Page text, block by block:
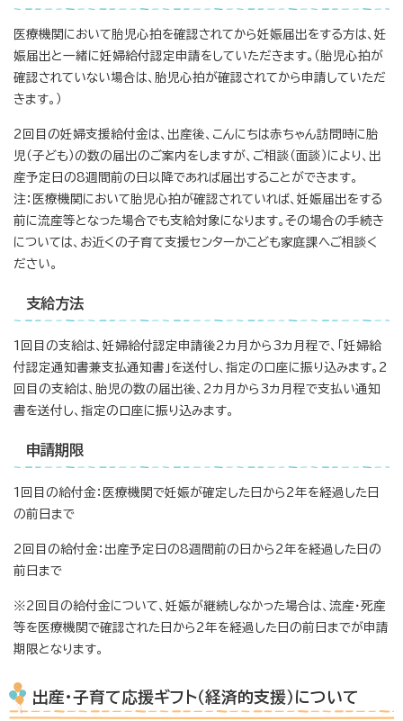
医療機関において胎児心拍を確認されてから妊娠届出をする方は、妊
娠届出と一緒に妊婦給付認定申請をしていただきます。（胎児心拍が
確認されていない場合は、胎児心拍が確認されてから申請していただ
きます。）
2回目の妊婦支援給付金は、出産後、こんにちは赤ちゃん訪問時に胎
児（子ども）の数の届出のご案内をしますが、ご相談（面談）により、出
産予定日の8週間前の日以降であれば届出することができます。
注：医療機関において胎児心拍が確認されていれば、妊娠届出をする
前に流産等となった場合でも支給対象になります。その場合の手続き
については、お近くの子育て支援センターかこども家庭課へご相談く
ださい。
支給方法
1回目の支給は、妊婦給付認定申請後2カ月から3カ月程で、「妊婦給
付認定通知書兼支払通知書」を送付し、指定の口座に振り込みます。2
回目の支給は、胎児の数の届出後、2カ月から3カ月程で支払い通知
書を送付し、指定の口座に振り込みます。
申請期限
1回目の給付金：医療機関で妊娠が確定した日から2年を経過した日
の前日まで
2回目の給付金：出産予定日の8週間前の日から2年を経過した日の
前日まで
※2回目の給付金について、妊娠が継続しなかった場合は、流産・死産
等を医療機関で確認された日から2年を経過した日の前日までが申請
期限となります。
出産・子育て応援ギフト（経済的支援）について